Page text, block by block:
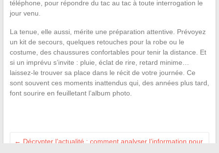
téléphone, pour répondre du tac au tac à toute interrogation le
jour venu.
La tenue, elle aussi, mérite une préparation attentive. Prévoyez
un kit de secours, quelques retouches pour la robe ou le
costume, des chaussures confortables pour tenir la distance. Et
si un imprévu s’invite : pluie, éclat de rire, retard minime…
laissez-le trouver sa place dans le récit de votre journée. Ce
sont souvent ces moments inattendus qui, des années plus tard,
font sourire en feuilletant l’album photo.
← Décrypter l’actualité : comment analyser l’information pour